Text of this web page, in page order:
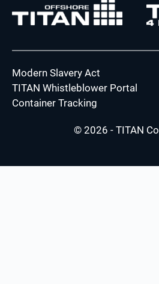
Modern Slavery Act
TITAN Whistleblower Portal
Container Tracking
© 2026 - TITAN